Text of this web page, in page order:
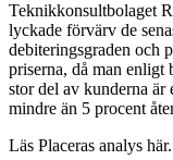
Teknikkonsultbolaget
lyckade förvärv de
debiteringsgraden och
priserna, då man enligt
stor del av kunderna
mindre än 5 procent
Läs Placeras analys här.